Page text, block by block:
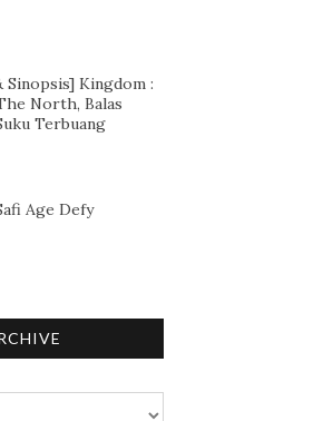
Sinopsis] Kingdom :
North, Balas
Terbuang
Age Defy